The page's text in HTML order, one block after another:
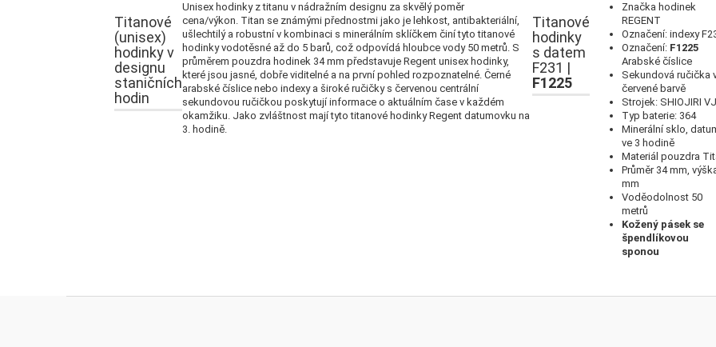
Titanové
(unisex)
hodinky v
designu
staničních
hodin
Unisex hodinky z titanu v nádražním designu za skvělý poměr
cena/výkon. Titan se známými přednostmi jako je lehkost, antibakteriální,
ušlechtilý a robustní v kombinaci s minerálním sklíčkem činí tyto titanové
hodinky vodotěsné až do 5 barů, což odpovídá hloubce vody 50 metrů. S
průměrem pouzdra hodinek 34 mm představuje Regent unisex hodinky,
které jsou jasné, dobře viditelné a na první pohled rozpoznatelné. Černé
arabské číslice nebo indexy a široké ručičky s červenou centrální
sekundovou ručičkou poskytují informace o aktuálním čase v každém
okamžiku. Jako zvláštnost mají tyto titanové hodinky Regent datumovku na
3. hodině.
Titanové
hodinky
s datem
F231 |
F1225
Značka hodinek
REGENT
Označení:indexy
Označení: F1225
Arabské číslice
Sekundová ručička
červené barvě
Strojek: SHIOJIRI
Typ baterie: 364
Minerální sklo,
ve 3 hodině
Materiál pouzdra
Průměr 34 mm,
mm
Voděodolnost 50
metrů
Kožený pásek se
špendlíkovou
sponou